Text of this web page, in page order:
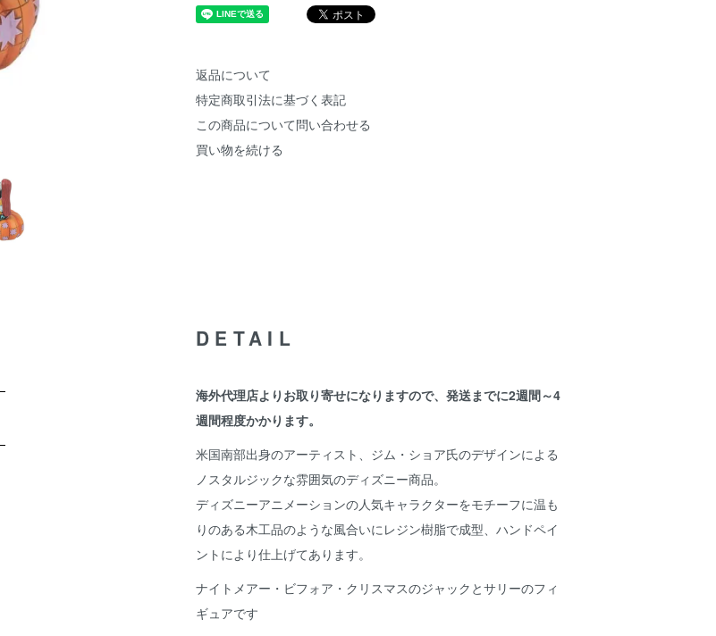
返品について
特定商取引法に基づく表記
この商品について問い合わせる
買い物を続ける
DETAIL
海外代理店よりお取り寄せになりますので、発送までに2週間～4
週間程度かかります。
米国南部出身のアーティスト、ジム・ショア氏のデザインによる
ノスタルジックな雰囲気のディズニー商品。
ディズニーアニメーションの人気キャラクターをモチーフに温も
りのある木工品のような風合いにレジン樹脂で成型、ハンドペイ
ントにより仕上げてあります。
ナイトメアー・ビフォア・クリスマスのジャックとサリーのフィ
ギュアです